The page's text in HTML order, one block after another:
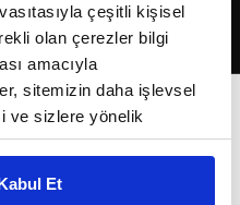
çeşitli kişisel
olan çerezler bilgi
amacıyla
sitemizin daha işlevsel
ve sizlere yönelik
yapılması, amaçlarıyla
paneli vasıtasıyla
Et